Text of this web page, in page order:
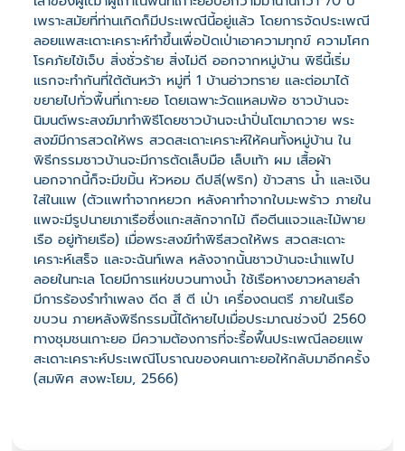
เพราะสมัยที่ท่านเกิดก็มีประเพณีนี้อยู่แล้ว โดยการจัดประเพณี
ลอยแพสะเดาะเคราะห์ทำขึ้นเพื่อปัดเป่าเอาความทุกข์ ความโศก
โรคภัยไข้เจ็บ สิ่งชั่วร้าย สิ่งไม่ดี ออกจากหมู่บ้าน พิธีนี้เริ่ม
แรกจะทำกันที่ใต้ต้นหว้า หมู่ที่ 1 บ้านอ่าวทราย และต่อมาได้
ขยายไปทั่วพื้นที่เกาะยอ โดยเฉพาะวัดแหลมพ้อ ชาวบ้านจะ
นิมนต์พระสงฆ์มาทำพิธีโดยชาวบ้านจะนำปิ่นโตมาถวาย พระ
สงฆ์มีการสวดให้พร สวดสะเดาะเคราะห์ให้คนทั้งหมู่บ้าน ใน
พิธีกรรมชาวบ้านจะมีการตัดเล็บมือ เล็บเท้า ผม เสื้อผ้า
นอกจากนี้ก็จะมีขมิ้น หัวหอม ดีปลี(พริก) ข้าวสาร น้ำ และเงิน
ใส่ในแพ (ตัวแพทำจากหยวก หลังคาทำจากใบมะพร้าว ภายใน
แพจะมีรูปนายเภาเรือซึ่งแกะสลักจากไม้ ถือตีนแจวและไม้พาย
เรือ อยู่ท้ายเรือ) เมื่อพระสงฆ์ทำพิธีสวดให้พร สวดสะเดาะ
เคราะห์เสร็จ และจะฉันท์เพล หลังจากนั้นชาวบ้านจะนำแพไป
ลอยในทะเล โดยมีการแห่ขบวนทางน้ำ ใช้เรือหางยาวหลายลำ
มีการร้องรำทำเพลง ดีด สี ตี เป่า เครื่องดนตรี ภายในเรือ
ขบวน ภายหลังพิธีกรรมนี้ได้หายไปเมื่อประมาณช่วงปี 2560
ทางชุมชนเกาะยอ มีความต้องการที่จะรื้อฟื้นประเพณีลอยแพ
สะเดาะเคราะห์ประเพณีโบราณของคนเกาะยอให้กลับมาอีกครั้ง
(สมพิศ สงพะโยม, 2566)